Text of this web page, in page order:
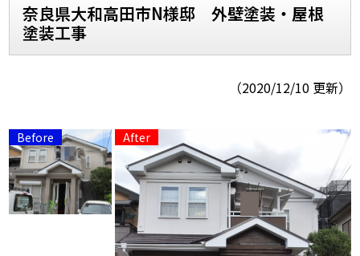
Home
雨漏りについて 雨漏りの施工実績
ヨネヤがお客様から選ばれる10の
理由
リフォームローン
アパート・マンション修繕
奈良県大和高田市N様邸 外壁塗装・屋根
塗装工事
（2020/12/10 更新）